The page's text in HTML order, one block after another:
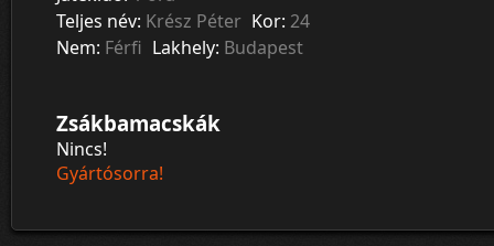
Teljes név: Krész Péter Kor: 24
Nem: Férfi Lakhely: Budapest
Zsákbamacskák
Nincs!
Gyártósorra!